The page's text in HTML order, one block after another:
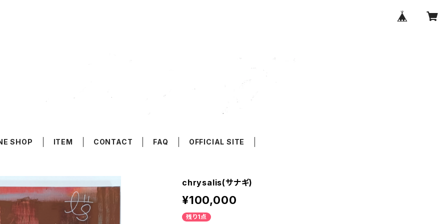
SHOP ITEM CONTACT FAQ OFFICIAL SITE
chrysalis(サナギ)
¥100,000
残り1点